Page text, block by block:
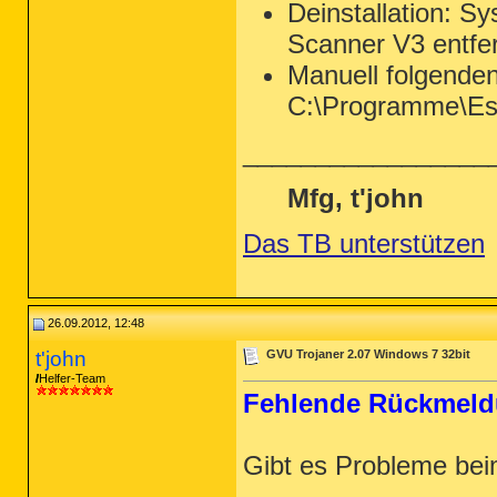
FF -
FF -
FF -
FF -
FF -
FF -
[2012.08.07 18:17:48 |
[2012.08.07 18:17:49 |
[2010.09.01 20:39:27 |
[2012.08.07 18:17:49 |
[2012.08.07 18:17:49 |
[2012.06.17 20:26:21 | 000,000,000
[2012.08.07 18:17:48 | 000,195,889 | ---- |
[2012.08.07 18:17:48 | 000,525,702 | ---- |
[2012.06.17 20:26:21 |
[2006.10.26 20:12:16 |
[2011.11.19 19:14:23 |
[2011.11.19 19:14:23 |
Deinstallation:
Scanner V3
Manuell
Mfg, t'john
Das TB unterstützen
26.09.2012, 12:48
t'john
Helfer-Team
GVU Trojaner 2.07 Windows 7 32bit
Fehlende
Gibt es Probleme